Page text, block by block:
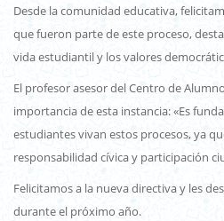
Desde la comunidad educativa,
que fueron parte de este proceso,
vida estudiantil y los valores
El profesor asesor del Centro de
importancia de esta instancia: «Es
estudiantes vivan estos procesos, ya
responsabilidad cívica y participación
Felicitamos a la nueva directiva y les
durante el próximo año.